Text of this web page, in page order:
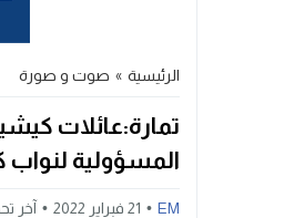
الرئيسية » صوت و صورة
تمارة:عائلات
المسؤولية
EM 21 فبراير 2022 آخر